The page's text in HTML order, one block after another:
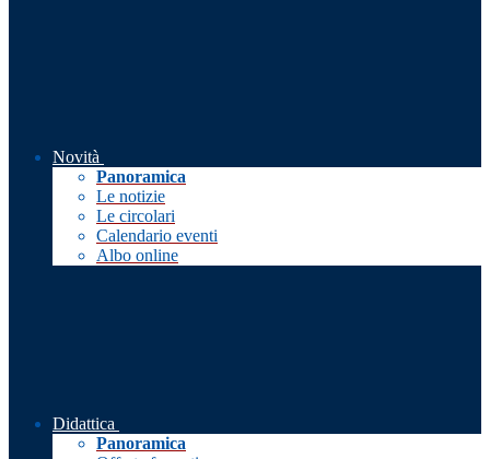
Novità
Panoramica
Le notizie
Le circolari
Calendario eventi
Albo online
Didattica
Panoramica